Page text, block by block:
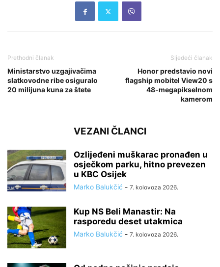
Prethodni članak
Ministarstvo uzgajivačima
slatkovodne ribe osiguralo
20 milijuna kuna za štete
Sljedeći članak
Honor predstavio novi
flagship mobitel View20 s
48-megapikselnom
kamerom
VEZANI ČLANCI
Ozlijeđeni muškarac pronađen u
osječkom parku, hitno prevezen
u KBC Osijek
Marko Balukčić - 7. kolovoza 2026.
Kup NS Beli Manastir: Na
rasporedu deset utakmica
Marko Balukčić - 7. kolovoza 2026.